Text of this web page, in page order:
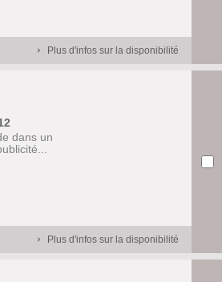
Plus d'infos sur la disponibilité
dans un
Plus d'infos sur la disponibilité